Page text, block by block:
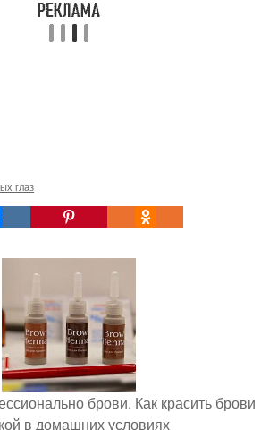
глаз
брови. Как красить брови
в домашних условиях